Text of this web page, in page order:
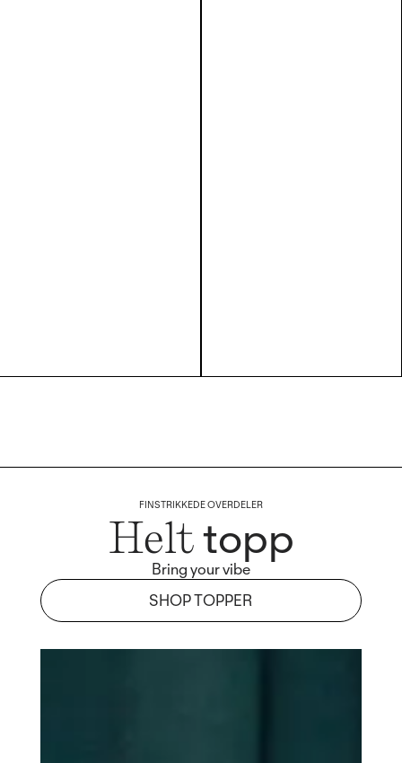
FINSTRIKKEDE OVERDELER
Helttopp
Bring your vibe
SHOP TOPPER